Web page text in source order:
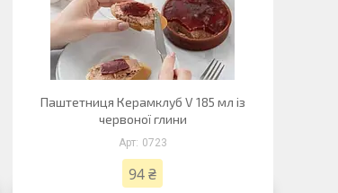
Паштетниця Керамклуб V 185 мл із
червоної глини
0723
94 ₴